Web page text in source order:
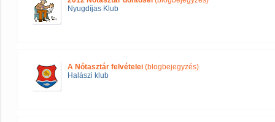
Nyugdíjas Klub
A Nótasztár felvételei (blogbejegyzés)
Halászi klub